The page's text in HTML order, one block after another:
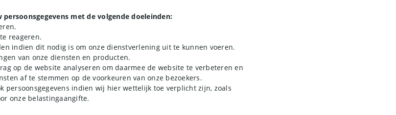
met de volgende doeleinden:
reageren.
indien dit nodig is om onze dienstverlening uit te kunnen voeren.
van onze diensten en producten.
op de website analyseren om daarmee de website te verbeteren en
af te stemmen op de voorkeuren van onze bezoekers.
persoonsgegevens indien wij hier wettelijk toe verplicht zijn, zoals
onze belastingaangifte.